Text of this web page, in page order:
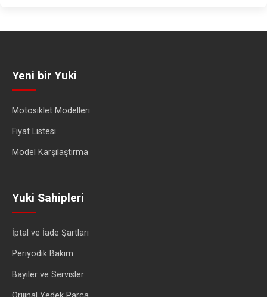
Yeni bir Yuki
Motosiklet Modelleri
Fiyat Listesi
Model Karşılaştırma
Yuki Sahipleri
İptal ve İade Şartları
Periyodik Bakım
Bayiler ve Servisler